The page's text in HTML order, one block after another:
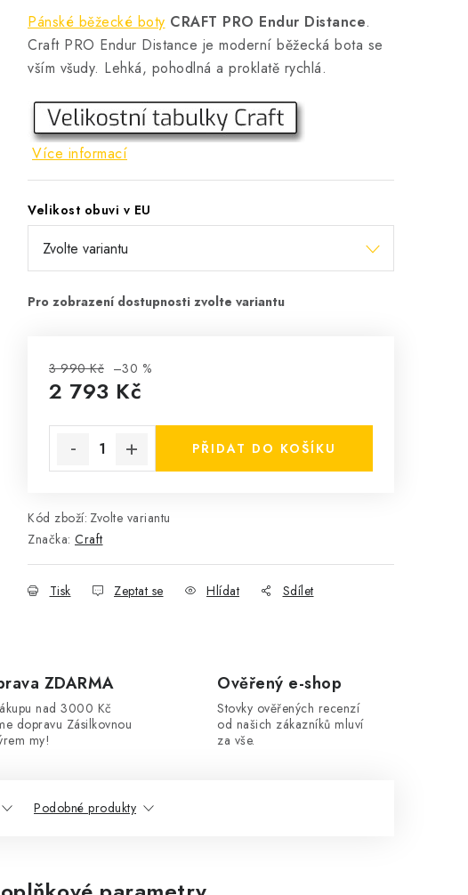
Pánské běžecké boty CRAFT PRO Endur Distance.
Craft PRO Endur Distance je moderní běžecká bota se
vším všudy. Lehká, pohodlná a proklatě rychlá.
Více informací
Velikost obuvi v EU
3 990 Kč –30 %
2 793 Kč
PŘIDAT DO KOŠÍKU
Kód zboží: Zvolte variantu
Značka: Craft
Tisk Zeptat se Hlídat Sdílet
ZDARMA
nad 3000 Kč
dopravu Zásilkovnou
my!
Ověřený e-shop
Stovky ověřených recenzí
od našich zákazníků mluví
za vše.
Podobné produkty